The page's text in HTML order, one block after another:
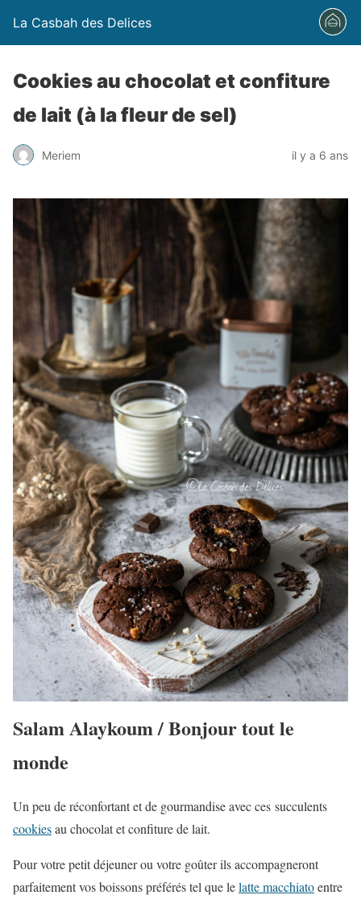
La Casbah des Delices
Cookies au chocolat et confiture
de lait (à la fleur de sel)
Meriem il y a 6 ans
Salam Alaykoum / Bonjour tout le
monde
Un peu de réconfortant et de gourmandise avec ces succulents
cookiesau chocolat et confiture de lait.
Pour votre petit déjeuner ou votre goûter ils accompagneront
parfaitement vos boissons préférés tel que lelatte macchiatoentre